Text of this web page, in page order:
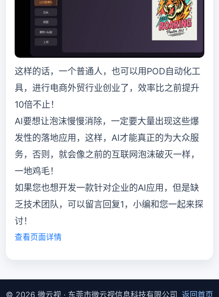
这样的话，一个普通人，也可以用POD自动化工
具，进行电商外贸行业创业了，效率比之前提升
10倍不止！
AI要想让泡沫慢慢消除，一定要大量出现这些爆
发性的落地应用，这样，AI才能真正的为大众服
务，否则，就会像之前的互联网泡沫破灭一样，
一地鸡毛！
如果您也想开发一款针对企业的AI应用，但是缺
乏技术团队，可以留言回复1，小编和您一起来探
讨！
查看页面详情
© 2026 微云视 · 东莞市微云视信息科技有限公司 返回首页